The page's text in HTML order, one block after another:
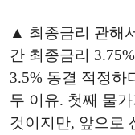
▲ 최종금리 관해
간 최종금리
3.5% 동결 적정하
두 이유. 첫째 물
것이지만, 앞으로